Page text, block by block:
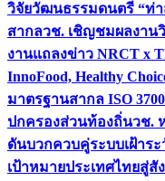
วิจัยวัฒนธรรมดนตรี “ท่
สากลวช. เชิญชมผลงาน
งานแถลงข่าว NRCT x
InnoFood, Healthy
มาตรฐานสากล ISO
ปกครองส่วนท้องถิ่นวช.
ดันบวกควบคู่ระบบเฝ้าร
เป้าหมายประเทศไทยสู่